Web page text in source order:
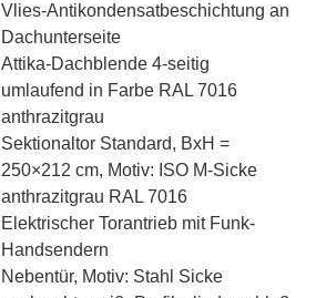
Vlies-Antikondensatbeschichtung an
Dachunterseite
Attika-Dachblende 4-seitig
umlaufend in Farbe RAL 7016
anthrazitgrau
Sektionaltor Standard, BxH =
250×212 cm, Motiv: ISO M-Sicke
anthrazitgrau RAL 7016
Elektrischer Torantrieb mit Funk-
Handsendern
Nebentür, Motiv: Stahl Sicke